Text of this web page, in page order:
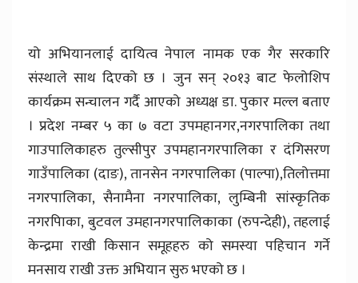
यो अभियानलाई दायित्व नेपाल नामक एक गैर सरकारि
संस्थाले साथ दिएको छ । जुन सन् २०१३ बाट फेलोशिप
कार्यक्रम सन्चालन गर्दै आएको अध्यक्ष डा. पुकार मल्ल बताए
। प्रदेश नम्बर ५ का ७ वटा उपमहानगर,नगरपालिका तथा
गाउपालिकाहरु तुल्सीपुर उपमहानगरपालिका र दंगिसरण
गाउँपालिका (दाङ), तानसेन नगरपालिका (पाल्पा),तिलोत्तमा
नगरपालिका, सैनामैना नगरपालिका, लुम्बिनी सांस्कृतिक
नगरपािका, बुटवल उमहानगरपालिकाका (रुपन्देही), तहलाई
केन्द्रमा राखी किसान समूहहरु को समस्या पहिचान गर्ने
मनसाय राखी उक्त अभियान सुरु भएको छ ।